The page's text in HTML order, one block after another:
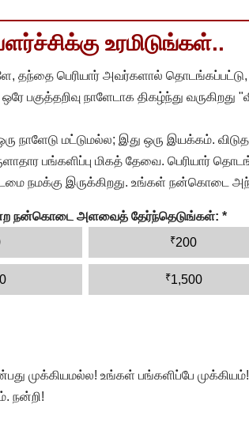
உரமிடுங்கள்..
தந்தை பெரியார் அவர்களால் தொடங்கப்பட்டு,
பகுத்தறிவு நாளேடாக திகழ்ந்து வருகிறது
நாளேடு மட்டுமல்ல; இது ஒரு இயக்கம்.
பங்களிப்பு மிகத் தேவை. பெரியார்
நமக்கு இருக்கிறது. உங்கள் நன்கொடை
நன்கொடை அளவைத் தேர்ந்தெடுங்கள்: *
₹200
₹1,500
முக்கியமல்ல! உங்கள் பங்களிப்பே முக்கியம்!
நன்றி!